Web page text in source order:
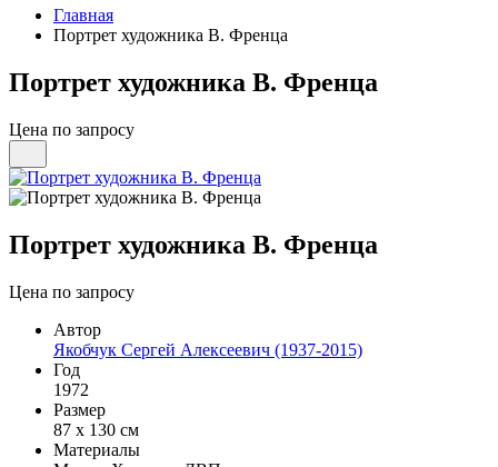
Главная
Портрет художника В. Френца
Портрет художника В. Френца
Цена по запросу
Портрет художника В. Френца
Цена по запросу
Автор
Якобчук Сергей Алексеевич (1937-2015)
Год
1972
Размер
87 х 130 см
Материалы